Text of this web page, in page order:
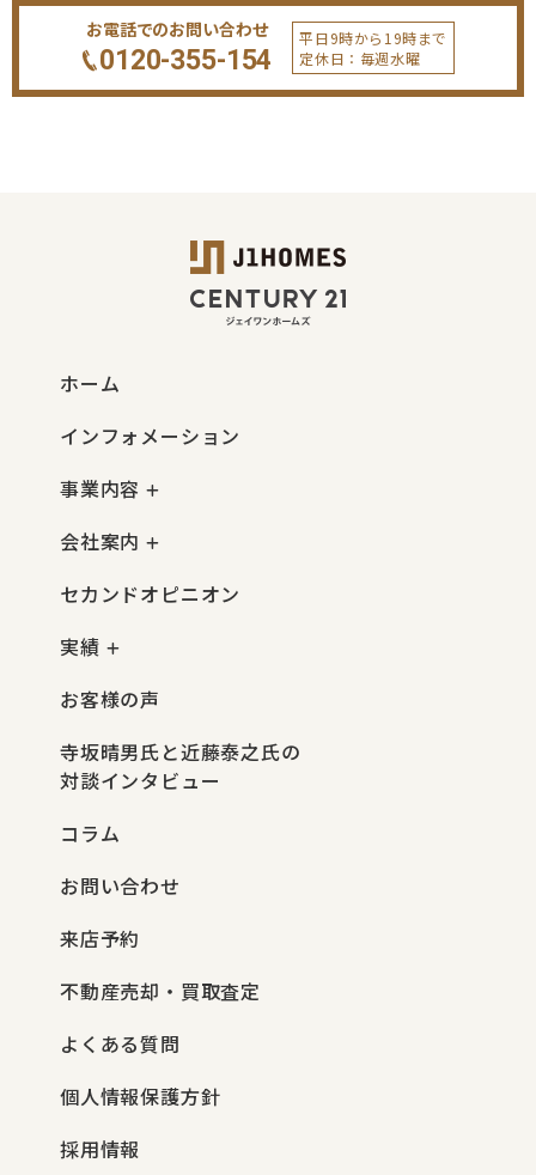
お電話でのお問い合わせ
0120-355-154
平日9時から19時まで
定休日：毎週水曜
ホーム
インフォメーション
事業内容
会社案内
セカンドオピニオン
実績
お客様の声
寺坂晴男氏と近藤泰之氏の
対談インタビュー
コラム
お問い合わせ
来店予約
不動産売却・買取査定
よくある質問
個人情報保護方針
採用情報